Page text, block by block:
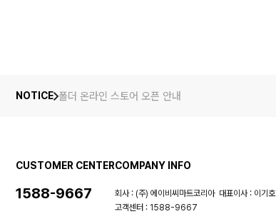
NOTICE 폴더 온라인 스토어 오픈 안내
CUSTOMER CENTER
1588-9667
COMPANY INFO
회사 : (주) 에이비씨마트코리아 대표이사 : 이기호
고객센터 : 1588-9667